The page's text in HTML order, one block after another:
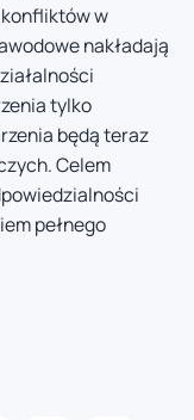
w
nakładają
tylko
będą teraz
Celem
pełnego